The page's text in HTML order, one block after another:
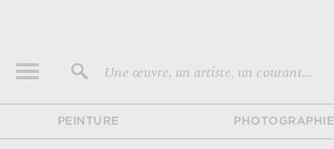
Une œuvre, un artiste, un courant...
PEINTURE PHOTOGRAPHIE